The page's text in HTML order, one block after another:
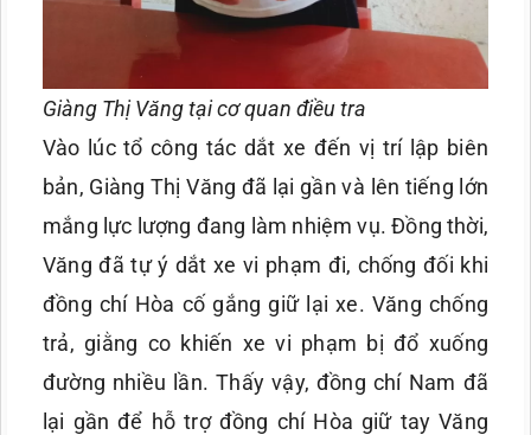
Giàng Thị Văng tại cơ quan điều tra
Vào lúc tổ công tác dắt xe đến vị trí lập biên
bản, Giàng Thị Văng đã lại gần và lên tiếng lớn
mắng lực lượng đang làm nhiệm vụ. Đồng thời,
Văng đã tự ý dắt xe vi phạm đi, chống đối khi
đồng chí Hòa cố gắng giữ lại xe. Văng chống
trả, giằng co khiến xe vi phạm bị đổ xuống
đường nhiều lần. Thấy vậy, đồng chí Nam đã
lại gần để hỗ trợ đồng chí Hòa giữ tay Văng